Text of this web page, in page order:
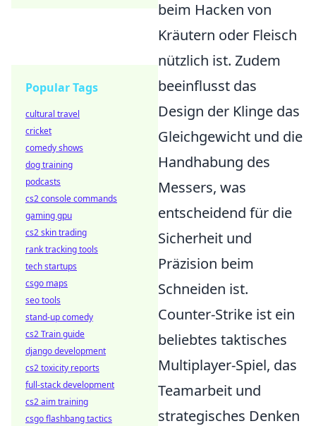
beim Hacken von
Kräutern oder Fleisch
nützlich ist. Zudem
beeinflusst das
Design der Klinge das
Gleichgewicht und die
Handhabung des
Messers, was
entscheidend für die
Sicherheit und
Präzision beim
Schneiden ist.
Counter-Strike ist ein
beliebtes taktisches
Multiplayer-Spiel, das
Teamarbeit und
strategisches Denken
Popular Tags
cultural travel
cricket
comedy shows
dog training
podcasts
cs2 console commands
gaming gpu
cs2 skin trading
rank tracking tools
tech startups
csgo maps
seo tools
stand-up comedy
cs2 Train guide
django development
cs2 toxicity reports
full-stack development
cs2 aim training
csgo flashbang tactics